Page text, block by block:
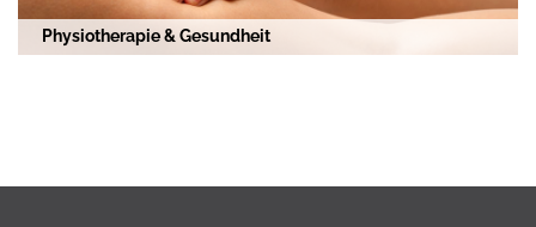
Physiotherapie & Gesundheit